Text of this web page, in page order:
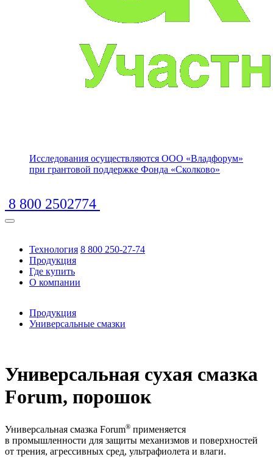
Исследования осуществляются ООО «Владфорум»
при грантовой поддержке Фонда «Сколково»
8 800 2502774
Технология
Продукция
Где купить
О компании
8 800 250-27-74
Продукция
Универсальные смазки
Универсальная сухая смазка
Forum, порошок
Универсальная смазка Forum® применяется
в промышленности для защиты механизмов и поверхностей
от трения, агрессивных сред, ультрафиолета и влаги.